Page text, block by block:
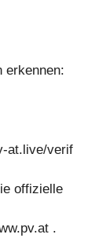
erkennen:
at.live/verif
offizielle
.